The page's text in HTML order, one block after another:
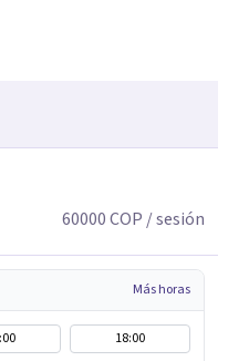
empático y libre de
tus recursos
y generar cambios
60000COP / sesión
Más horas
18:00